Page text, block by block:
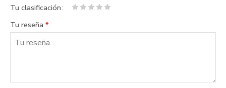
Tu clasificación
Tu reseña *